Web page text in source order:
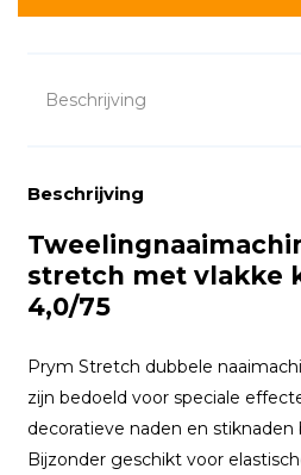
Beschrijving
Beschrijving
stretch met vlakke
4,0/75
Prym Stretch dubbele
zijn bedoeld voor speciale
decoratieve naden en stiknaden
Bijzonder geschikt voor